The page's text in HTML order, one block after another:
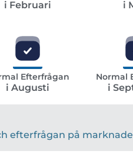
i Februari i
Efterfrågan
i Augusti
Normal
i
efterfrågan på